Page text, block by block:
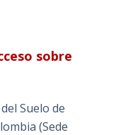
sobre
Suelo de
(Sede